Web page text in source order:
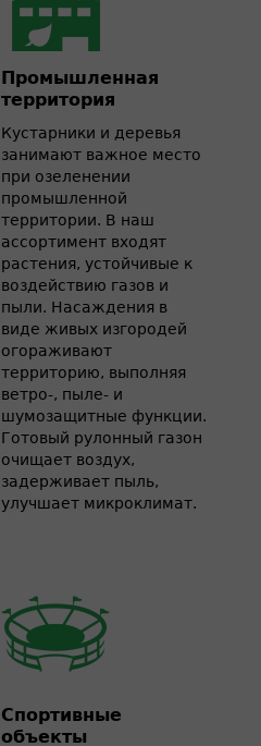
Промышленная
территория
Кустарники и деревья
занимают важное место
при озеленении
промышленной
территории. В наш
ассортимент входят
растения, устойчивые к
воздействию газов и
пыли. Насаждения в
виде живых изгородей
огораживают
территорию, выполняя
ветро-, пыле- и
шумозащитные функции.
Готовый рулонный газон
очищает воздух,
задерживает пыль,
улучшает микроклимат.
Спортивные
объекты